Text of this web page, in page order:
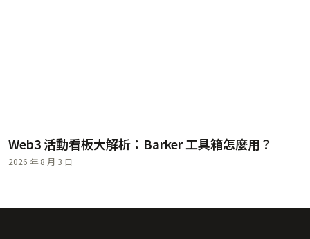
Web3 活動看板大解析：Barker 工具箱怎麼用？
2026 年 8 月 3 日